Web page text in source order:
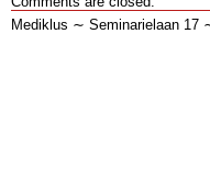
Mediklus ∼ Seminarielaan